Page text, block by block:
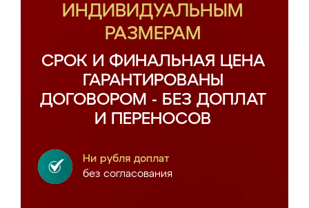
ИНДИВИДУАЛЬНЫМ
РАЗМЕРАМ
СРОК И ФИНАЛЬНАЯ ЦЕНА
ГАРАНТИРОВАНЫ
ДОГОВОРОМ - БЕЗ ДОПЛАТ
И ПЕРЕНОСОВ
Ни рубля доплат
без согласования